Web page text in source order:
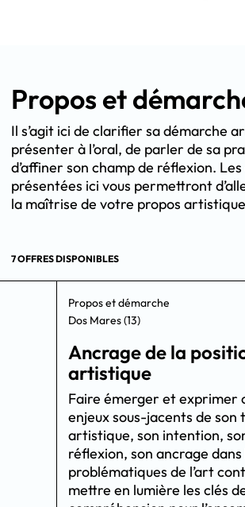
Propos et
Il s’agit ici de clarifier sa démarche
présenter à l’oral, de parler de sa
d’affiner son champ de réflexion.
présentées ici vous permettront
la maîtrise de votre propos
7 OFFRES DISPONIBLES
Propos et démarche
Dos Mares (13)
Ancrage de la
artistique
Faire émerger et exprimer
enjeux sous-jacents de son
artistique, son intention,
réflexion, son ancrage dans
problématiques de l’art
mettre en lumière les clés